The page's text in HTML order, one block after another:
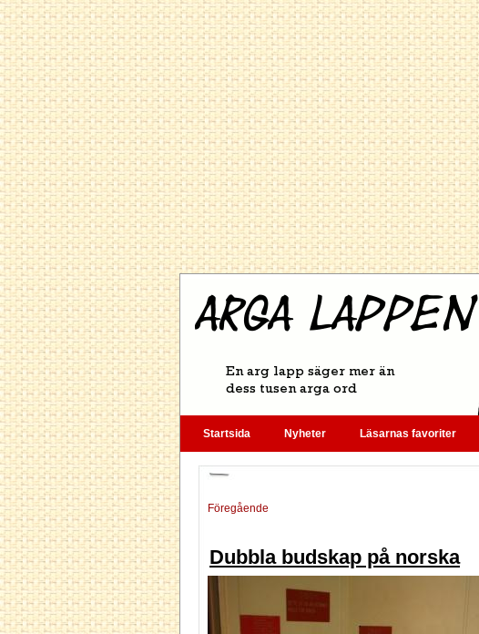
Startsida Nyheter Läsarnas favoriter
Föregående
Dubbla budskap på norska